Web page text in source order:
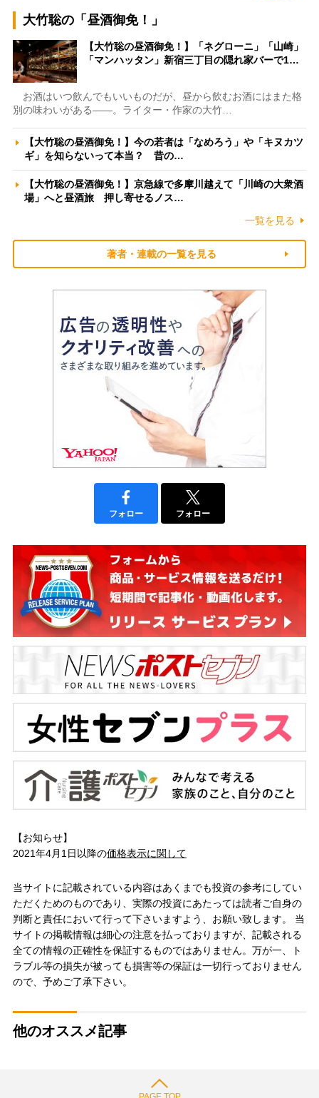
大竹聡の「昼酒御免！」
【大竹聡の昼酒御免！】「ネグローニ」「山崎」
「マンハッタン」新宿三丁目の隠れ家バーで1…
お酒はいつ飲んでもいいものだが、昼から飲むお酒にはまた格
別の味わいがある――。ライター・作家の大竹…
【大竹聡の昼酒御免！】今の若者は「なめろう」や「キヌカツ
ギ」を知らないって本当？ 昔の…
【大竹聡の昼酒御免！】京急線で多摩川越えて「川崎の大衆酒
場」へと昼酒旅 押し寄せるノス…
一覧を見る
著者・連載の一覧を見る
フォロー フォロー
【お知らせ】
2021年4月1日以降の価格表示に関して
当サイトに記載されている内容はあくまでも投資の参考にしてい
ただくためのものであり、実際の投資にあたっては読者ご自身の
判断と責任において行って下さいますよう、お願い致します。 当
サイトの掲載情報は細心の注意を払っておりますが、記載される
全ての情報の正確性を保証するものではありません。万が一、ト
ラブル等の損失が被っても損害等の保証は一切行っておりません
ので、予めご了承下さい。
他のオススメ記事